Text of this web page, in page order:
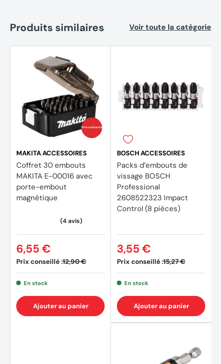
Produits similaires Voir toute la catégorie
Prix coûtants
MAKITA ACCESSOIRES
Coffret 30 embouts
MAKITA E-00016 avec
porte-embout
magnétique
Prix conseillé :12,90 €
6,55 €
En stock
Ajouter au panier
BOSCH ACCESSOIRES
Packs d’embouts de
vissage BOSCH
Professional
2608522323 Impact
Control (8 pièces)
Prix conseillé :15,27 €
3,55 €
En stock
Ajouter au panier